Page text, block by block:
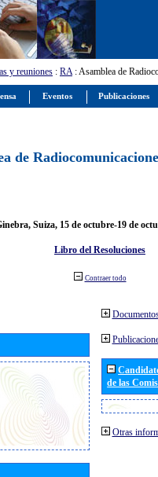
y reuniones : RA: Asamblea de
de
Suiza, 15 de octubre-19 de
Libro del Resoluciones
Contraer todo
de las
Otras
Eventos Publicaciones